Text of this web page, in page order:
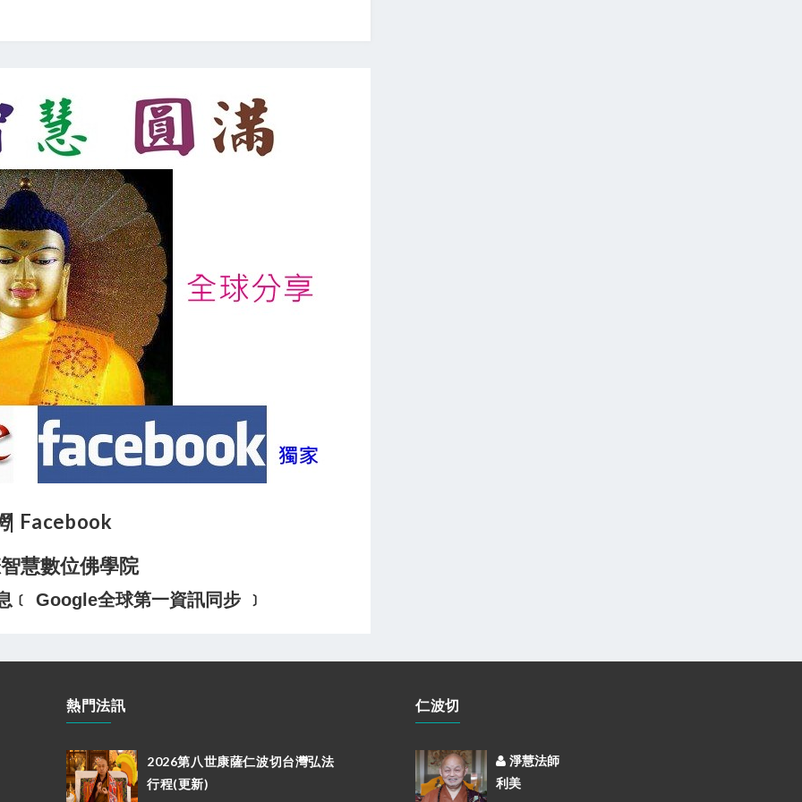
| Facebook
慧數位佛學院
﹝ Google全球第一資訊同步 ﹞
熱門法訊
2026第八世康薩仁波切台灣弘法
行程(更新)
仁波切
淨慧法師
利美